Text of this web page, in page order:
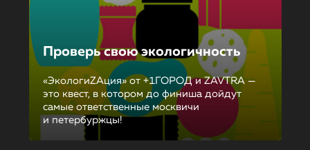
Проверь свою экологичность
«ЭкологиZAция» от +1ГОРОД и ZAVTRA —
это квест, в котором до финиша дойдут
самые ответственные москвичи
и петербуржцы!